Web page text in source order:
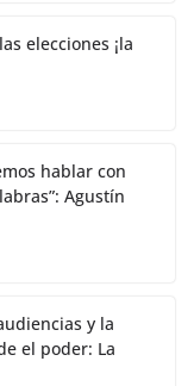
elecciones ¡la
hablar con
Agustín
y la
el poder: La